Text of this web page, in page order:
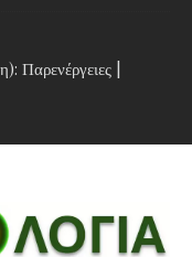
Παρενέργειες |